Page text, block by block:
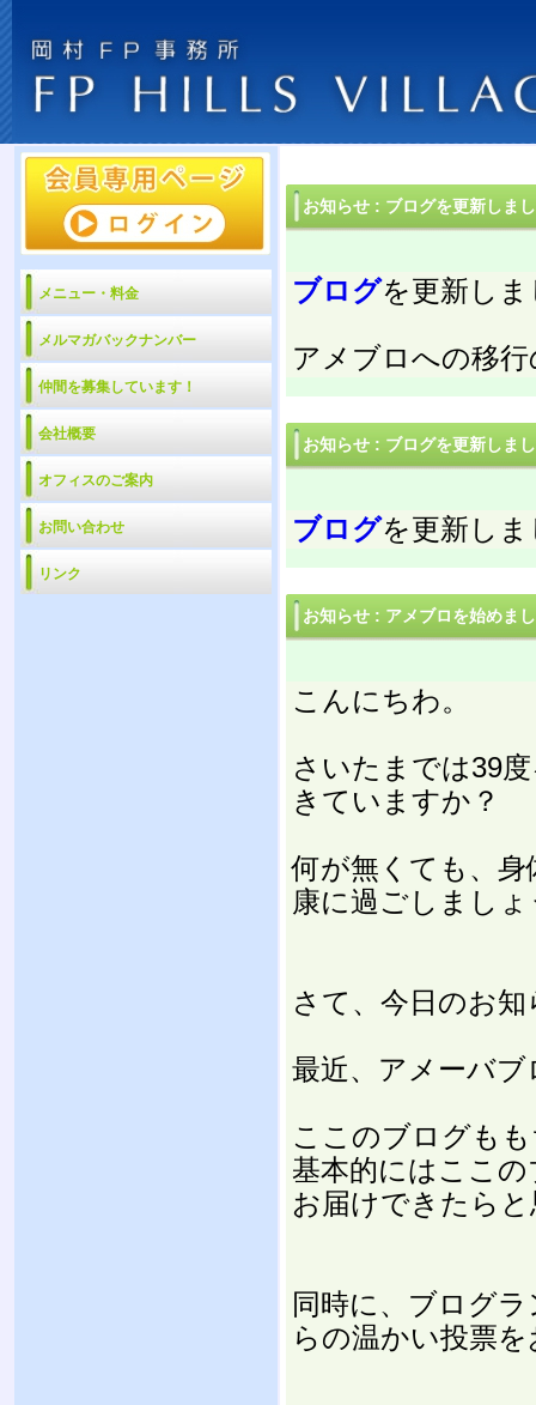
メニュー・料金
メルマガバックナンバー
仲間を募集しています！
会社概要
オフィスのご案内
お問い合わせ
リンク
お知らせ : ブログを更新しま
ブログを更新し
アメブロへの移
お知らせ : ブログを更新しま
ブログを更新し
お知らせ : アメブロを始めま
こんにちわ。
さいたまでは39
きていますか？
何が無くても、
康に過ごしまし
さて、今日のお
最近、アメーバ
ここのブログも
基本的にはここ
お届けできたら
同時に、ブログ
らの温かい投票